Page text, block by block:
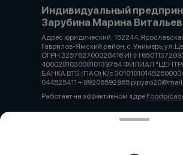
Индивидуальный
Зарубина Марина
Адрес юридический: 152244,
Гаврилов-Ямский район, с. Унимерь, ул.
ОГРН 325762700028416 ИНН
40802810300810139754 ФИЛИАЛ
БАНКА ВТБ (ПАО) К/с
044525411 + 89206592965
Работает на эффективном ядре